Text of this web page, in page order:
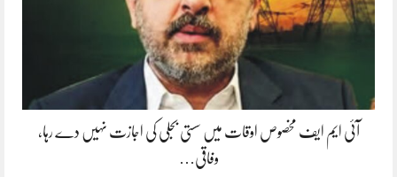
آئی ایم ایف مخصوص اوقات میں سستی بجلی کی اجازت نہیں دے رہا،
وفاقی…